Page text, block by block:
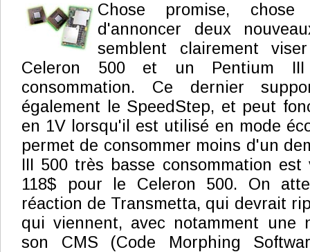
Chose promise,
d'annoncer deux
semblent clairement
Celeron 500 et un Pentium
consommation. Ce dernier
également le SpeedStep, et peut
en 1V lorsqu'il est utilisé en mode
permet de consommer moins d'un
III 500 très basse consommation est
118$ pour le Celeron 500. On
réaction de Transmetta, qui devrait
qui viennent, avec notamment une
son CMS (Code Morphing